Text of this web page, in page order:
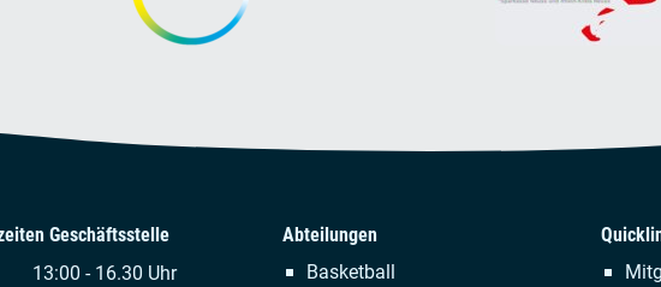
Geschäftsstelle
13:00 - 16.30 Uhr
Abteilungen
Navigation
Basketball